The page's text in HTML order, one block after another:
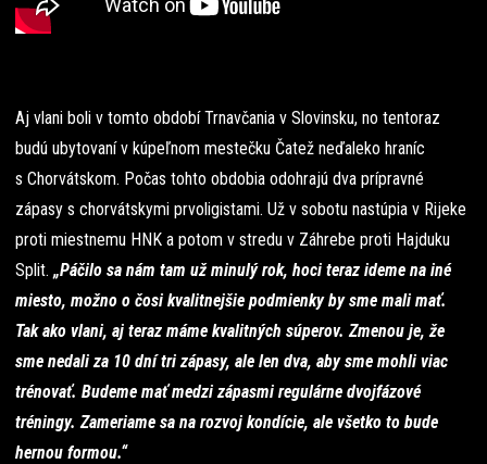
Aj vlani boli v tomto období Trnavčania v Slovinsku, no tentoraz
budú ubytovaní v kúpeľnom mestečku Čatež neďaleko hraníc
s Chorvátskom. Počas tohto obdobia odohrajú dva prípravné
zápasy s chorvátskymi prvoligistami. Už v sobotu nastúpia v Rijeke
proti miestnemu HNK a potom v stredu v Záhrebe proti Hajduku
Split. „Páčilo sa nám tam už minulý rok, hoci teraz ideme na iné
miesto, možno o čosi kvalitnejšie podmienky by sme mali mať.
Tak ako vlani, aj teraz máme kvalitných súperov. Zmenou je, že
sme nedali za 10 dní tri zápasy, ale len dva, aby sme mohli viac
trénovať. Budeme mať medzi zápasmi regulárne dvojfázové
tréningy. Zameriame sa na rozvoj kondície, ale všetko to bude
hernou formou.“